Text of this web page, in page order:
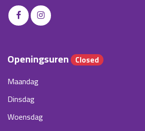
Openingsuren Closed
Maandag
Dinsdag
Woensdag